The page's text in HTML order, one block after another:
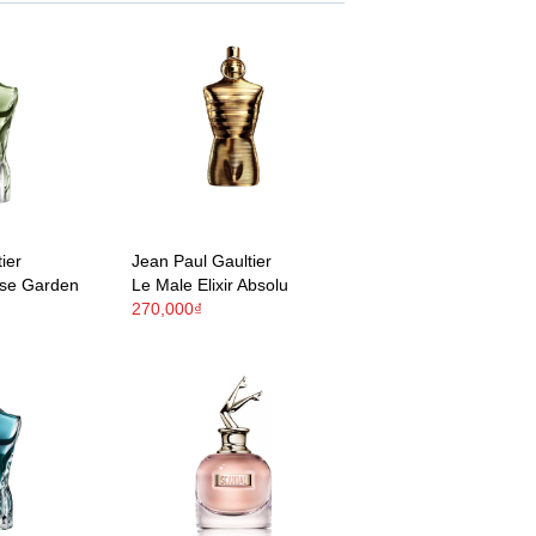
Garden
Jean Paul Gaultier
Le Male Elixir Absolu
270,000₫